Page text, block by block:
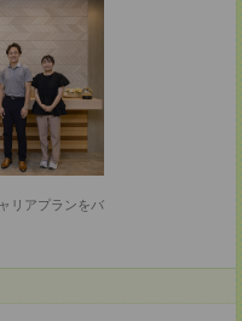
リアプランをバ